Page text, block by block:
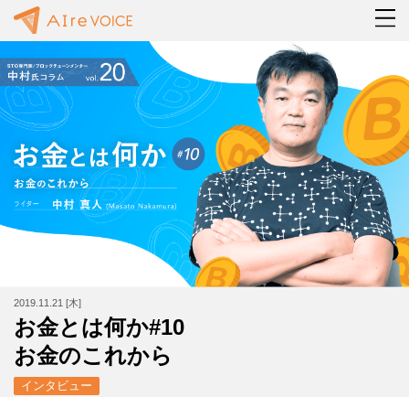
2019.11.21 [木]
お金とは何か#10
お金のこれから
インタビュー